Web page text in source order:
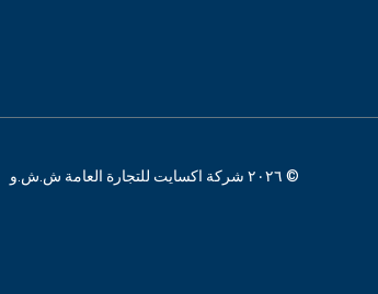
© ٢٠٢٦ شركة اكسايت للتجارة العامة ش.ش.و